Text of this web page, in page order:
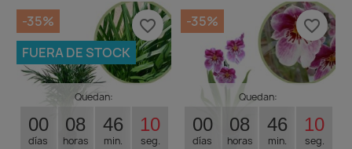
Quedan:
00
días
08
horas
46
min.
10
seg.
-35%
FUERA DE STOCK
favorite_border
Quedan:
00
días
08
horas
46
min.
10
seg.
-35% favorite_border